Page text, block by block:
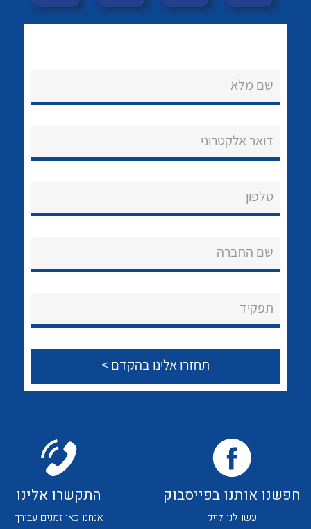
הצוות שלנו
About Ateka Ltd.
לכל מוצרי היצרן לכל מוצרי היצרן
לכל מוצרי היצרן
לכל מוצרי היצרן לכל מוצרי היצרן
שם מלא
דואר אלקטרוני
טלפון
שם החברה
תפקיד
חפשנו אותנו בפייסבוק
עשו לנו לייק
התקשרו אלינו
אנחנו כאן זמנים עבורך